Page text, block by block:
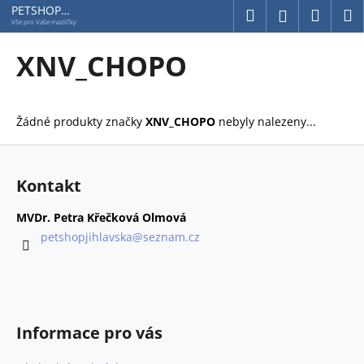
Přejít
na
obsah
PETSHOP
Jihlavská
Vše pro Vaše mazlíčky Hledat Přihlášení
XNV_CHOPO
Žádné produkty značky XNV_CHOPO nebyly nalezeny...
o
o
p
o
t
ř
e
b
u
t
e
Z
Kontakt
MVDr. Petra Křečková Olmová
petshopjihlavska@seznam.cz
Informace pro vás